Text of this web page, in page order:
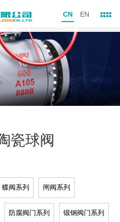
CN EN
瓷球阀
蝶阀系列 闸阀系列
防腐阀门系列 锻钢阀门系列